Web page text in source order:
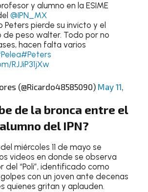
y alumno en la ESIME
@IPN_MX
Peters pierde su invicto y el
peso walter. Todo por no
hacen falta varios
#Peters
RJJiP31jXw
(@Ricardo48585090) May 11,
de la bronca entre el
del IPN?
miércoles 11 de mayo se
videos en donde se observa
del “Poli”, identificado como
golpes con un joven ante decenas
quienes gritan y aplauden.